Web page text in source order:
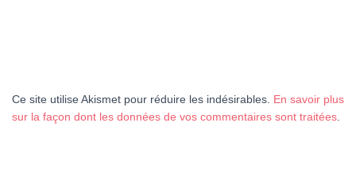
Ce site utilise Akismet pour réduire les indésirables. En savoir plus
sur la façon dont les données de vos commentaires sont traitées